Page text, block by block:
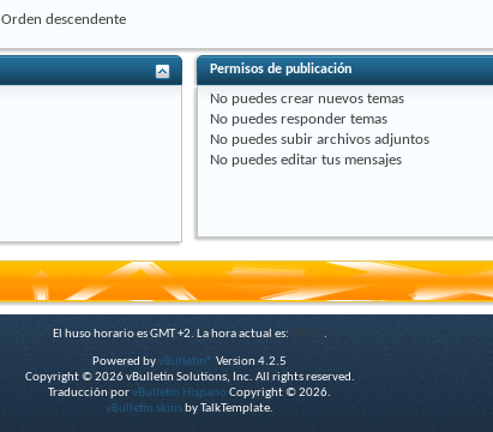
Orden descendente
Permisos de publicación
No puedes crear nuevos temas
No puedes responder temas
No puedes subir archivos adjuntos
No puedes editar tus mensajes
El huso horario es GMT +2. La hora actual es: 06:15.
Powered byvBulletin® Version 4.2.5
Copyright © 2026 vBulletin Solutions, Inc. All rights reserved.
Traducción porvBulletin Hispano Copyright © 2026.
vBulletin skins by TalkTemplate.